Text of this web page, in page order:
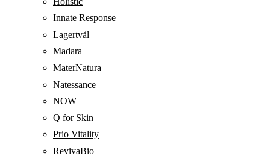
Innate Response
Lagertvål
Madara
MaterNatura
Natessance
NOW
Q for Skin
Prio Vitality
RevivaBio